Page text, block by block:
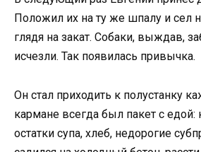
Положил их на ту же шпалу и сел
глядя на закат. Собаки, выждав,
исчезли. Так появилась привычка.
Он стал приходить к полустанку
кармане всегда был пакет с
остатки супа, хлеб, недорогие